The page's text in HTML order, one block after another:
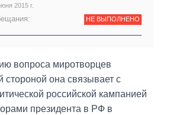
2015 г.
НЕ ВЫПОЛНЕНО
вопроса миротворцев
стороной она связывает с
российской кампанией
президента в РФ в